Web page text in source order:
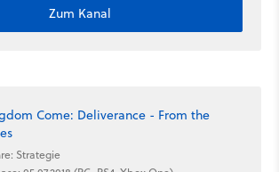
Zum Kanal
Come: Deliverance - From the
Strategie